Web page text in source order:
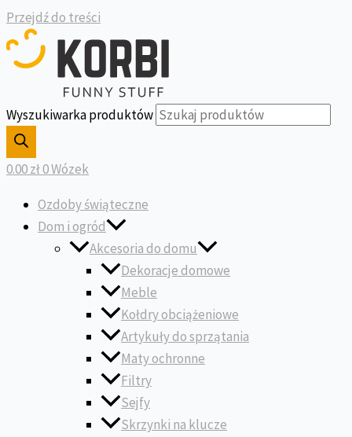
Przejdź do treści
Wyszukiwarka produktów
0.00zł0Wózek
Ozdoby świąteczne
Dom i ogród
Akcesoria do domu
Dekoracje domowe
Meble
Kołdry obciążeniowe
Artykuły do sprzątania
Maty ochronne
Filtry
Sejfy
Skrzynki na klucze